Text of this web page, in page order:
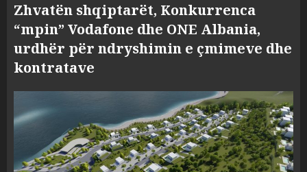
Zhvatën shqiptarët, Konkurrenca
“mpin” Vodafone dhe ONE Albania,
urdhër për ndryshimin e çmimeve dhe
kontratave